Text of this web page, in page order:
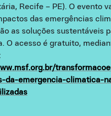
Recife – PE). O evento
das emergências
as soluções sustentáveis
O acesso é gratuito,
da-emergencia-climatica-